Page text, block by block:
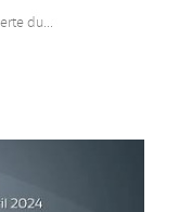
du...